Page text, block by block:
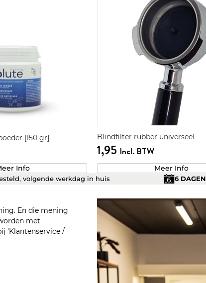
[150 gr]
Info
Blindfilter rubber universeel
1,95 Incl. BTW
Meer Info
volgende werkdag in huis 6 DAGEN
En die mening
met
'Klantenservice /